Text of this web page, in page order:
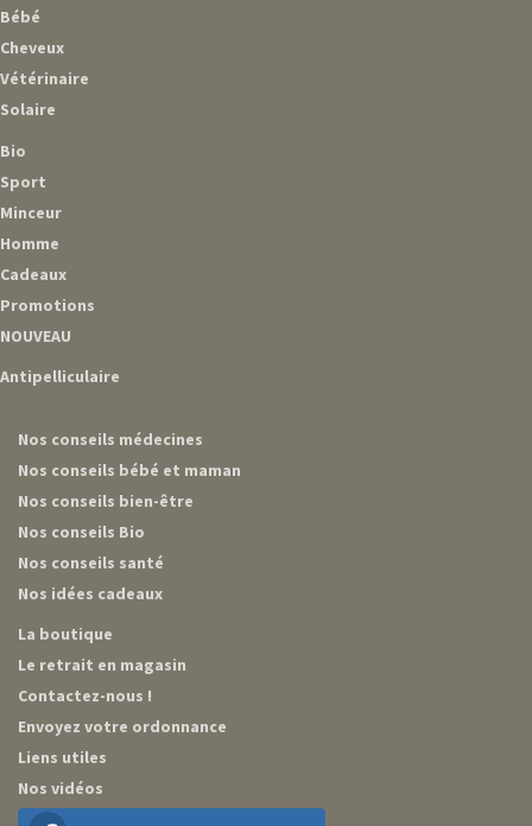
Bébé
Cheveux
Vétérinaire
Solaire
Bio
Sport
Minceur
Homme
Cadeaux
Promotions
NOUVEAU
Antipelliculaire
Nos conseils médecines
Nos conseils bébé et maman
Nos conseils bien-être
Nos conseils Bio
Nos conseils santé
Nos idées cadeaux
La boutique
Le retrait en magasin
Contactez-nous !
Envoyez votre ordonnance
Liens utiles
Nos vidéos